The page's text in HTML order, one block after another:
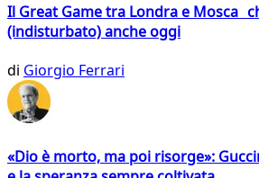
Il Great Game tra Londra e Mosca
(indisturbato) anche oggi
di Giorgio Ferrari
«Dio è morto, ma poi risorge»: